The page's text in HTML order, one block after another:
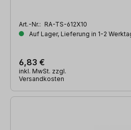
Art.-Nr.: RA-TS-612X10
Auf Lager, Lieferung in 1-2
6,83 €
inkl. MwSt. zzgl.
Versandkosten